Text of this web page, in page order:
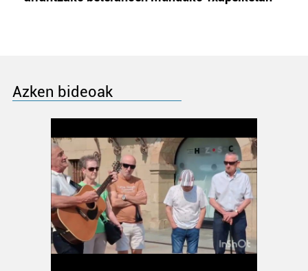
Azken bideoak